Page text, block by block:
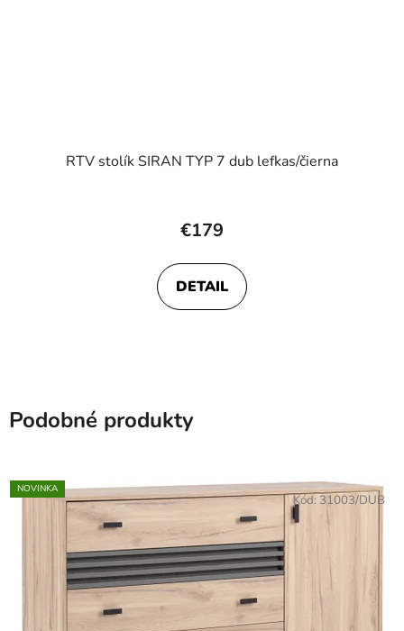
RTV stolík SIRAN TYP 7 dub lefkas/čierna
€179
DETAIL
Podobné produkty
NOVINKA
Kód:31003/DUB